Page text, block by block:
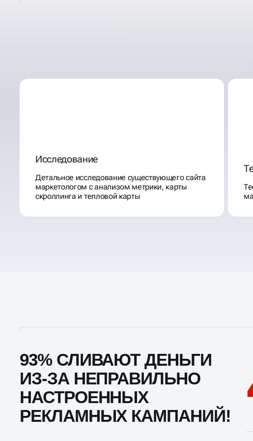
Исследование
Детальное исследование существующего сайта
маркетологом с анализом метрики, карты
скроллинга и тепловой карты
93% СЛИВАЮТ ДЕНЬГИ
ИЗ-ЗА НЕПРАВИЛЬНО
НАСТРОЕННЫХ
РЕКЛАМНЫХ КАМПАНИЙ!